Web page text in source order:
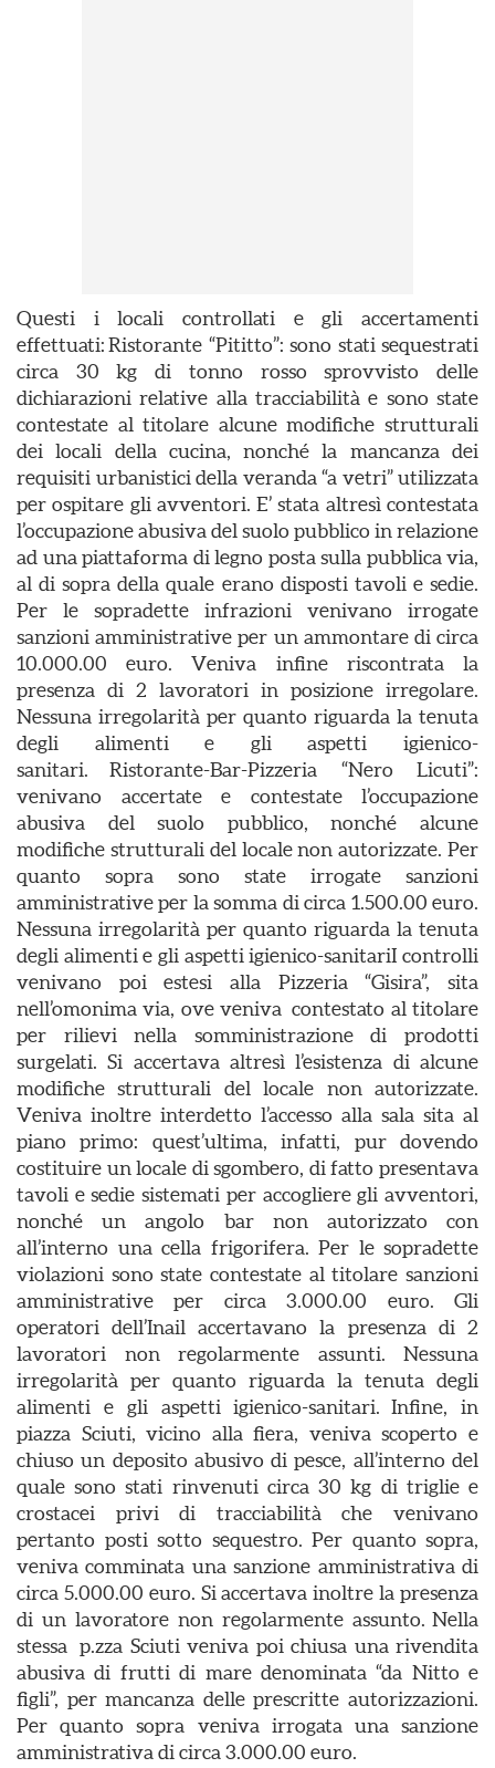
Questi i locali controllati e gli accertamenti
effettuati: Ristorante “Pititto”: sono stati sequestrati
circa 30 kg di tonno rosso sprovvisto delle
dichiarazioni relative alla tracciabilità e sono state
contestate al titolare alcune modifiche strutturali
dei locali della cucina, nonché la mancanza dei
requisiti urbanistici della veranda “a vetri” utilizzata
per ospitare gli avventori. E’ stata altresì contestata
l’occupazione abusiva del suolo pubblico in relazione
ad una piattaforma di legno posta sulla pubblica via,
al di sopra della quale erano disposti tavoli e sedie.
Per le sopradette infrazioni venivano irrogate
sanzioni amministrative per un ammontare di circa
10.000.00 euro. Veniva infine riscontrata la
presenza di 2 lavoratori in posizione irregolare.
Nessuna irregolarità per quanto riguarda la tenuta
degli alimenti e gli aspetti igienico-
sanitari. Ristorante-Bar-Pizzeria “Nero Licuti”:
venivano accertate e contestate l’occupazione
abusiva del suolo pubblico, nonché alcune
modifiche strutturali del locale non autorizzate. Per
quanto sopra sono state irrogate sanzioni
amministrative per la somma di circa 1.500.00 euro.
Nessuna irregolarità per quanto riguarda la tenuta
degli alimenti e gli aspetti igienico-sanitariI controlli
venivano poi estesi alla Pizzeria “Gisira”, sita
nell’omonima via, ove veniva contestato al titolare
per rilievi nella somministrazione di prodotti
surgelati. Si accertava altresì l’esistenza di alcune
modifiche strutturali del locale non autorizzate.
Veniva inoltre interdetto l’accesso alla sala sita al
piano primo: quest’ultima, infatti, pur dovendo
costituire un locale di sgombero, di fatto presentava
tavoli e sedie sistemati per accogliere gli avventori,
nonché un angolo bar non autorizzato con
all’interno una cella frigorifera. Per le sopradette
violazioni sono state contestate al titolare sanzioni
amministrative per circa 3.000.00 euro. Gli
operatori dell’Inail accertavano la presenza di 2
lavoratori non regolarmente assunti. Nessuna
irregolarità per quanto riguarda la tenuta degli
alimenti e gli aspetti igienico-sanitari. Infine, in
piazza Sciuti, vicino alla fiera, veniva scoperto e
chiuso un deposito abusivo di pesce, all’interno del
quale sono stati rinvenuti circa 30 kg di triglie e
crostacei privi di tracciabilità che venivano
pertanto posti sotto sequestro. Per quanto sopra,
veniva comminata una sanzione amministrativa di
circa 5.000.00 euro. Si accertava inoltre la presenza
di un lavoratore non regolarmente assunto. Nella
stessa p.zza Sciuti veniva poi chiusa una rivendita
abusiva di frutti di mare denominata “da Nitto e
figli”, per mancanza delle prescritte autorizzazioni.
Per quanto sopra veniva irrogata una sanzione
amministrativa di circa 3.000.00 euro.